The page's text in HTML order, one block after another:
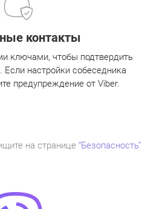
контакты
ключами, чтобы подтвердить
Если настройки собеседника
предупреждение от Viber.
на странице “Безопасность”